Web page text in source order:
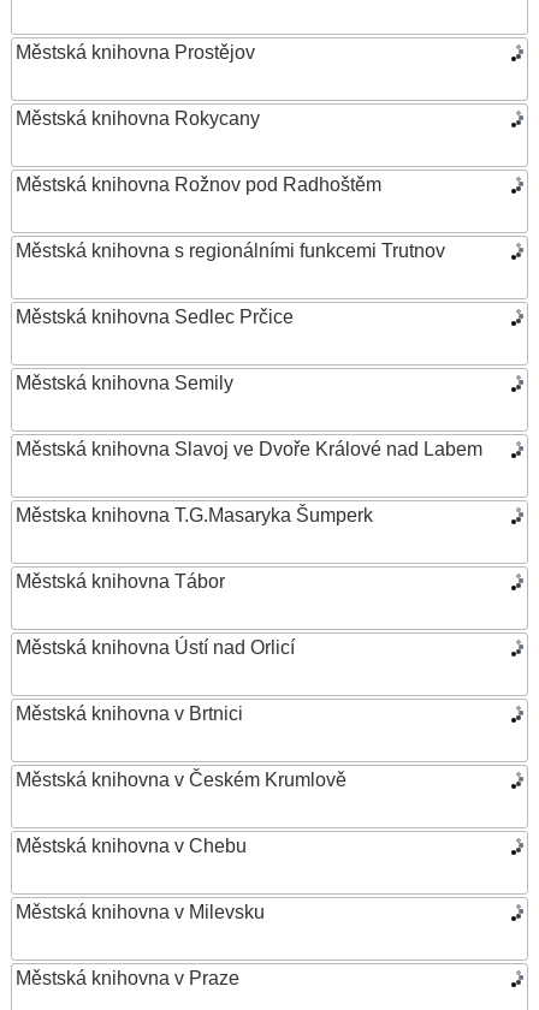
Městská knihovna Prostějov
Městská knihovna Rokycany
Městská knihovna Rožnov pod Radhoštěm
Městská knihovna s regionálními funkcemi Trutnov
Městská knihovna Sedlec Prčice
Městská knihovna Semily
Městská knihovna Slavoj ve Dvoře Králové nad Labem
Městska knihovna T.G.Masaryka Šumperk
Městská knihovna Tábor
Městská knihovna Ústí nad Orlicí
Městská knihovna v Brtnici
Městská knihovna v Českém Krumlově
Městská knihovna v Chebu
Městská knihovna v Milevsku
Městská knihovna v Praze